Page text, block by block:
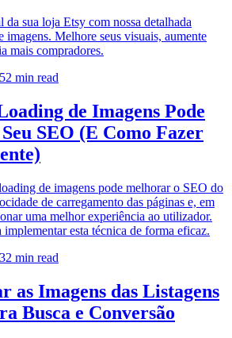
sua loja Etsy com nossa detalhada
imagens. Melhore seus visuais, aumente
mais compradores.
2 min read
de Imagens Pode
SEO (E Como Fazer
de imagens pode melhorar o SEO do
de carregamento das páginas e, em
uma melhor experiência ao utilizador.
implementar esta técnica de forma eficaz.
2 min read
as Imagens das Listagens
Busca e Conversão